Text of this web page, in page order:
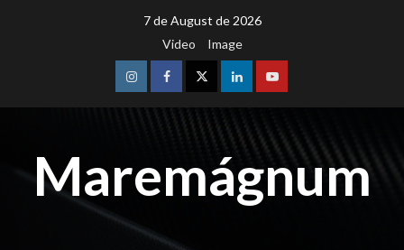
7 de August de 2026
Video
Image
InstagramFacebookTwitterLinkedinYoutube
Maremágnum